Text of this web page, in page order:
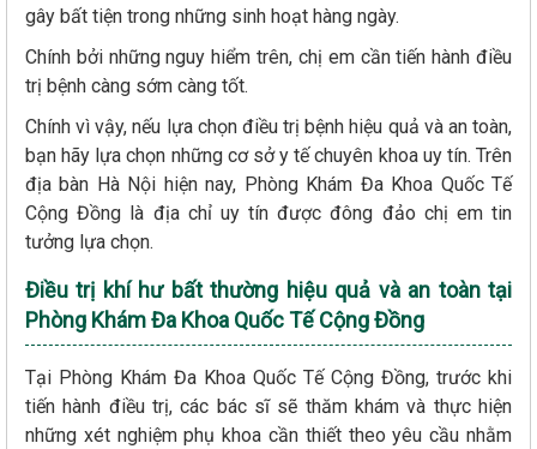
gây bất tiện trong những sinh hoạt hàng ngày.
Chính bởi những nguy hiểm trên, chị em cần tiến hành điều
trị bệnh càng sớm càng tốt.
Chính vì vậy, nếu lựa chọn điều trị bệnh hiệu quả và an toàn,
bạn hãy lựa chọn những cơ sở y tế chuyên khoa uy tín. Trên
địa bàn Hà Nội hiện nay, Phòng Khám Đa Khoa Quốc Tế
Cộng Đồng là địa chỉ uy tín được đông đảo chị em tin
tưởng lựa chọn.
Điều trị khí hư bất thường hiệu quả và an toàn tại
Phòng Khám Đa Khoa Quốc Tế Cộng Đồng
Tại Phòng Khám Đa Khoa Quốc Tế Cộng Đồng, trước khi
tiến hành điều trị, các bác sĩ sẽ thăm khám và thực hiện
những xét nghiệm phụ khoa cần thiết theo yêu cầu nhằm